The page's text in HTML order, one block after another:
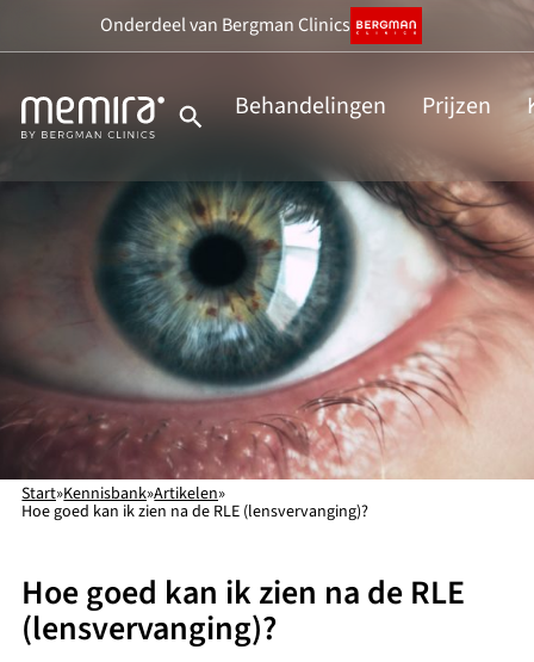
naar
inhoud
Onderdeelvan Bergman Clinics
Behandelingen Prijzen
Start»Kennisbank»Artikelen»
Hoe goed kan ik zien na de RLE (lensvervanging)?
Hoe goed kan ik zien na de RLE
(lensvervanging)?